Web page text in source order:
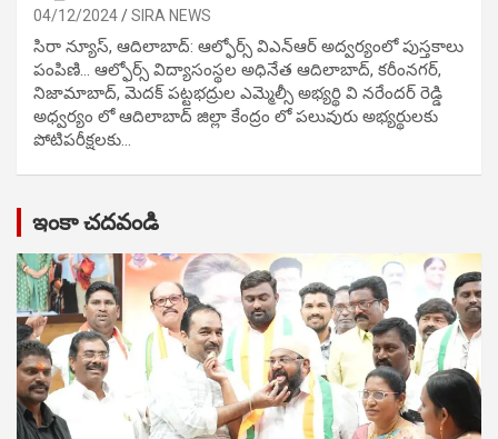
04/12/2024 SIRA NEWS
సిరా న్యూస్, ఆదిలాబాద్: ఆల్ఫోర్స్ విఎన్ఆర్ అద్వర్యంలో పుస్తకాలు
పంపిణి… ఆల్ఫోర్స్ విద్యాసంస్థల అధినేత ఆదిలాబాద్, కరీంనగర్,
నిజామాబాద్, మెదక్ పట్టభద్రుల ఎమ్మెల్సీ అభ్యర్థి వి నరేందర్ రెడ్డి
అధ్వర్యం లో ఆదిలాబాద్ జిల్లా కేంద్రం లో పలువురు అభ్యర్థులకు
పోటిప‌రీక్ష‌ల‌కు…
ఇంకా చదవండి